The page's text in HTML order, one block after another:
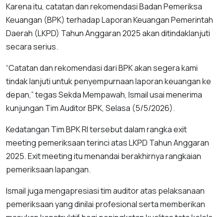
Karena itu, catatan dan rekomendasi Badan Pemeriksa
Keuangan (BPK) terhadap Laporan Keuangan Pemerintah
Daerah (LKPD) Tahun Anggaran 2025 akan ditindaklanjuti
secara serius.
“Catatan dan rekomendasi dari BPK akan segera kami
tindak lanjuti untuk penyempurnaan laporan keuangan ke
depan,” tegas Sekda Mempawah, Ismail usai menerima
kunjungan Tim Auditor BPK, Selasa (5/5/2026).
Kedatangan Tim BPK RI tersebut dalam rangka exit
meeting pemeriksaan terinci atas LKPD Tahun Anggaran
2025. Exit meeting itu menandai berakhirnya rangkaian
pemeriksaan lapangan.
Ismail juga mengapresiasi tim auditor atas pelaksanaan
pemeriksaan yang dinilai profesional serta memberikan